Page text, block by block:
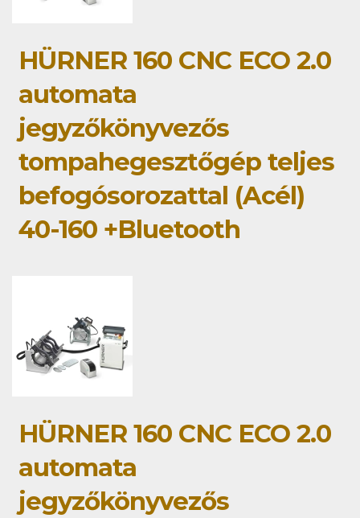
HÜRNER 160 CNC ECO 2.0
automata
jegyzőkönyvezős
tompahegesztőgép teljes
befogósorozattal (Acél)
40-160 +Bluetooth
HÜRNER 160 CNC ECO 2.0
automata
jegyzőkönyvezős